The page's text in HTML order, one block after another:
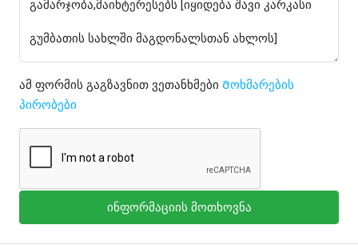
ამ ფორმის გაგზავნით ვეთანხმები Მოხმარების
პირობები
ინფორმაციის მოთხოვნა